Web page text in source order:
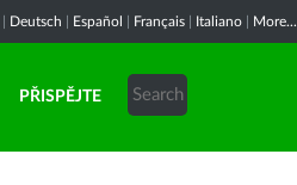
Deutsch Español Français Italiano More...
PŘISPĚJTE